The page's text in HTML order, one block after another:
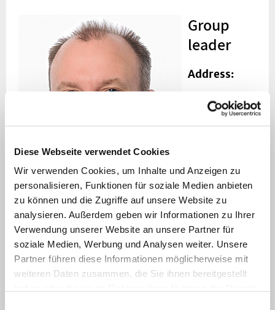
Diese Webseite verwendet Cookies
Wir verwenden Cookies, um Inhalte und Anzeigen zu
personalisieren, Funktionen für soziale Medien anbieten
zu können und die Zugriffe auf unsere Website zu
analysieren. Außerdem geben wir Informationen zu Ihrer
Verwendung unserer Website an unsere Partner für
soziale Medien, Werbung und Analysen weiter. Unsere
Partner führen diese Informationen möglicherweise mit
weiteren Daten zusammen, die Sie ihnen bereitgestellt
Group
leader
Address:
Düsseldorf
Raum 62
1
40225
Düsseldorf
andreas.korz
owski@hhu.d
e